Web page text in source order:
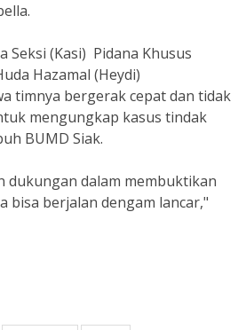
Seksi (Kasi) Pidana Khusus
Hazamal (Heydi)
timnya bergerak cepat dan tidak
mengungkap kasus tindak
BUMD Siak.
dukungan dalam membuktikan
bisa berjalan dengam lancar,"